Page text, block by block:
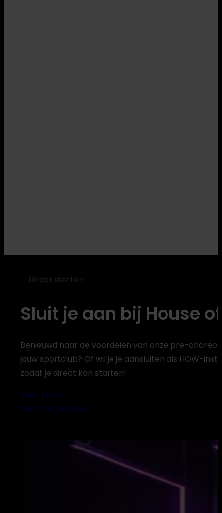
Direct starten
Sluit je aan bij House
Benieuwd naar de voordelen van onze pre-choreo
jouw sportclub? Of wil je je aansluiten als HOW-
zodat je direct kan starten!
Voor clubs
Voor instructeurs